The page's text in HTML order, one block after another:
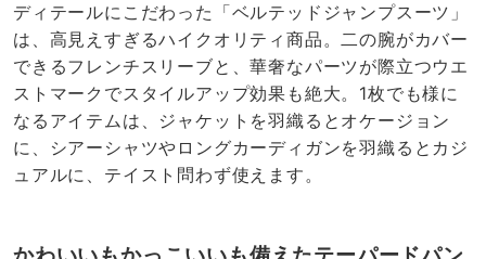
ディテールにこだわった「ベルテッドジャンプスーツ」
は、高見えすぎるハイクオリティ商品。二の腕がカバー
できるフレンチスリーブと、華奢なパーツが際立つウエ
ストマークでスタイルアップ効果も絶大。1枚でも様に
なるアイテムは、ジャケットを羽織るとオケージョン
に、シアーシャツやロングカーディガンを羽織るとカジ
ュアルに、テイスト問わず使えます。